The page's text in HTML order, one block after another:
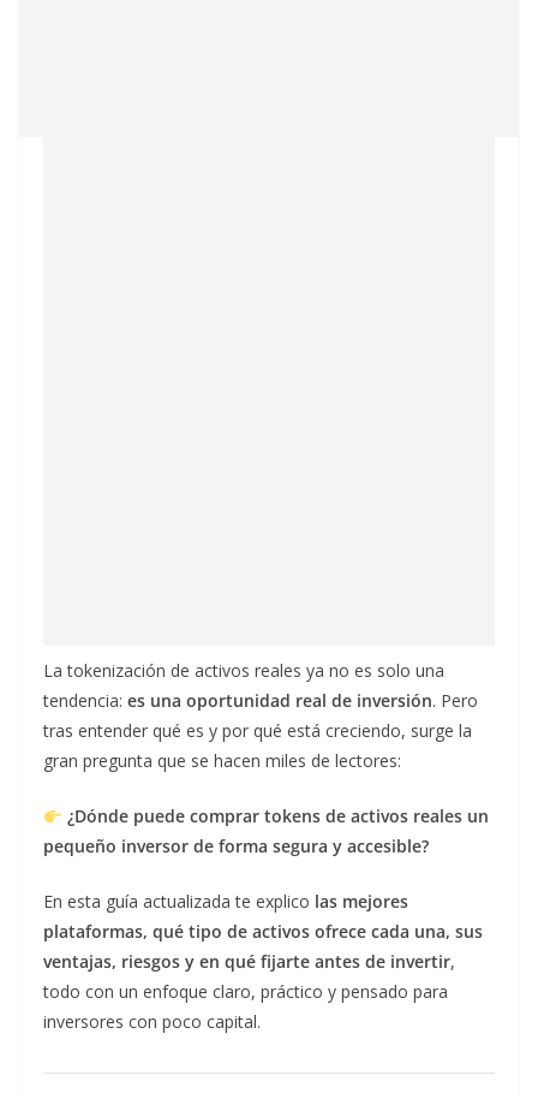
La tokenización de activos reales ya no es solo una
tendencia: es una oportunidad real de inversión. Pero
tras entender qué es y por qué está creciendo, surge la
gran pregunta que se hacen miles de lectores:
¿Dónde puede comprar tokens de activos reales un
pequeño inversor de forma segura y accesible?
En esta guía actualizada te explico las mejores
plataformas, qué tipo de activos ofrece cada una, sus
ventajas, riesgos y en qué fijarte antes de invertir,
todo con un enfoque claro, práctico y pensado para
inversores con poco capital.